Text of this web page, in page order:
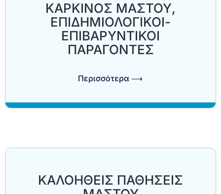
ΚΑΡΚΙΝΟΣ ΜΑΣΤΟΥ,
ΕΠΙΔΗΜΙΟΛΟΓΙΚΟΙ-
ΕΠΙΒΑΡΥΝΤΙΚΟΙ
ΠΑΡΑΓΟΝΤΕΣ
Περισσότερα ⟶
ΚΑΛΟΗΘΕΙΣ ΠΑΘΗΣΕΙΣ